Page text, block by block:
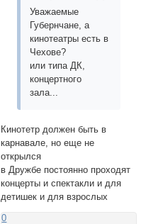
Уважаемые
Губернчане, а
кинотеатры есть в
Чехове?
или типа ДК,
концертного
зала...
Кинотетр должен быть в
карнавале, но еще не
открылся
в Дружбе постоянно проходят
концерты и спектакли и для
детишек и для взрослых
0